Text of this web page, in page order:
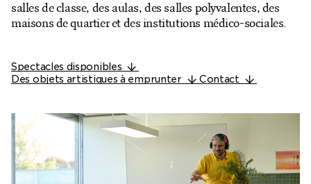
Le Théâtre
Billetterie en ligne
Mon compte
salles de classe, des aulas, des salles polyvalentes, des
maisons de quartier et des institutions médico-sociales.
Spectacles disponibles
Des objets artistiques à emprunter
Contact